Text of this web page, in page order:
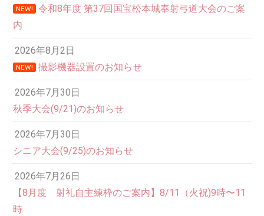
NEW!
令和8年度 第37回国宝松本城奉射弓道大会のご案
内
2026年8月2日
NEW! 撮影機器設置のお知らせ
2026年7月30日
秋季大会(9/21)のお知らせ
2026年7月30日
シニア大会(9/25)のお知らせ
2026年7月26日
【8月度 射礼自主練枠のご案内】8/11（火祝)9時〜11
時
12:00 AM